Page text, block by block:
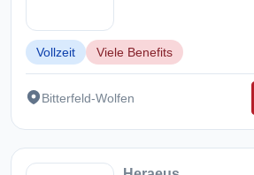
Vollzeit Viele Benefits
Bitterfeld-Wolfen